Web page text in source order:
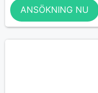
ANSÖKNING NU